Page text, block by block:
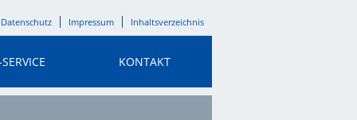
Datenschutz Impressum Inhaltsverzeichnis
KONTAKT